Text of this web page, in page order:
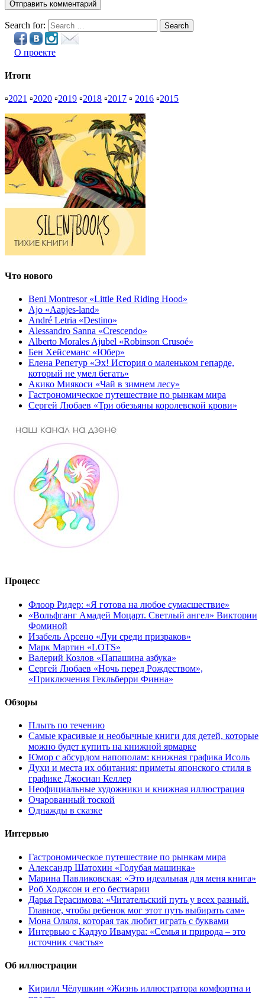
Search for: Search
О проекте
Итоги
▫2021 ▫2020 ▫2019 ▫2018 ▫2017 ▫ 2016 ▫2015
Что нового
Beni Montresor «Little Red Riding Hood»
Ajo «Aapjes-land»
André Letria «Destino»
Alessandro Sanna «Crescendo»
Alberto Morales Ajubel «Robinson Crusoé»
Бен Хейсеманс «Юбер»
Елена Репетур «Эх! История о маленьком гепарде,
который не умел бегать»
Акико Миякоси «Чай в зимнем лесу»
Гастрономическое путешествие по рынкам мира
Сергей Любаев «Три обезьяны королевской крови»
Процесс
Флоор Ридер: «Я готова на любое сумасшествие»
«Вольфганг Амадей Моцарт. Светлый ангел» Виктории
Фоминой
Изабель Арсено «Луи среди призраков»
Марк Мартин «LOTS»
Валерий Козлов «Папашина азбука»
Сергей Любаев «Ночь перед Рождеством»,
«Приключения Гекльберри Финна»
Обзоры
Плыть по течению
Самые красивые и необычные книги для детей, которые
можно будет купить на книжной ярмарке
Юмор с абсурдом напополам: книжная графика Исоль
Духи и места их обитания: приметы японского стиля в
графике Джосиан Келлер
Неофициальные художники и книжная иллюстрация
Очарованный тоской
Однажды в сказке
Интервью
Гастрономическое путешествие по рынкам мира
Александр Шатохин «Голубая машинка»
Марина Павликовская: «Это идеальная для меня книга»
Роб Ходжсон и его бестиарии
Дарья Герасимова: «Читательский путь у всех разный.
Главное, чтобы ребенок мог этот путь выбирать сам»
Мона Оляля, которая так любит играть с буквами
Интервью с Кадзуо Ивамура: «Семья и природа – это
источник счастья»
Об иллюстрации
Кирилл Чёлушкин «Жизнь иллюстратора комфортна и